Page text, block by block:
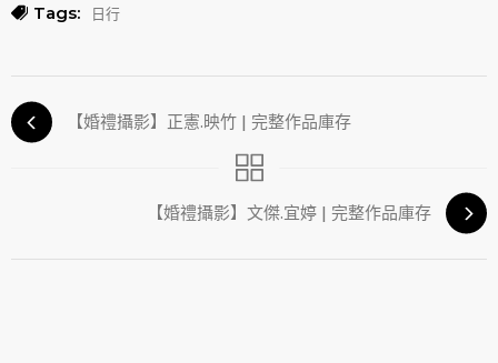
Tags: 日行
【婚禮攝影】正憲.映竹 | 完整作品庫存
【婚禮攝影】文傑.宜婷 | 完整作品庫存